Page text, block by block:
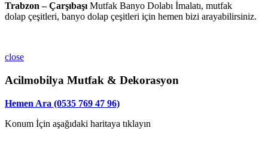
Trabzon – Çarşıbaşı Mutfak Banyo Dolabı İmalatı, mutfak
dolap çeşitleri, banyo dolap çeşitleri için hemen bizi arayabilirsiniz.
close
Acilmobilya Mutfak & Dekorasyon
Hemen Ara (0535 769 47 96)
Konum İçin aşağıdaki haritaya tıklayın